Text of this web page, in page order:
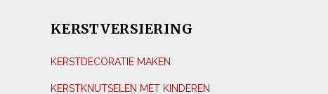
KERSTVERSIERING
KERSTDECORATIE MAKEN
KERSTKNUTSELEN MET KINDEREN